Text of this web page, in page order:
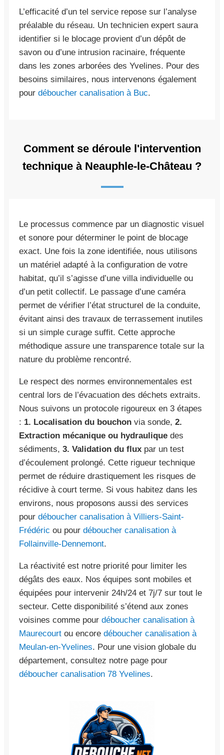
L’efficacité d’un tel service repose sur l’analyse
préalable du réseau. Un technicien expert saura
identifier si le blocage provient d’un dépôt de
savon ou d’une intrusion racinaire, fréquente
dans les zones arborées des Yvelines. Pour des
besoins similaires, nous intervenons également
pour déboucher canalisation à Buc.
Comment se déroule l'intervention
technique à Neauphle-le-Château ?
Le processus commence par un diagnostic visuel
et sonore pour déterminer le point de blocage
exact. Une fois la zone identifiée, nous utilisons
un matériel adapté à la configuration de votre
habitat, qu’il s’agisse d’une villa individuelle ou
d’un petit collectif. Le passage d’une caméra
permet de vérifier l’état structurel de la conduite,
évitant ainsi des travaux de terrassement inutiles
si un simple curage suffit. Cette approche
méthodique assure une transparence totale sur la
nature du problème rencontré.
Le respect des normes environnementales est
central lors de l’évacuation des déchets extraits.
Nous suivons un protocole rigoureux en 3 étapes
: 1. Localisation du bouchon via sonde, 2.
Extraction mécanique ou hydraulique des
sédiments, 3. Validation du flux par un test
d’écoulement prolongé. Cette rigueur technique
permet de réduire drastiquement les risques de
récidive à court terme. Si vous habitez dans les
environs, nous proposons aussi des services
pour déboucher canalisation à Villiers-Saint-
Frédéric ou pour déboucher canalisation à
Follainville-Dennemont.
La réactivité est notre priorité pour limiter les
dégâts des eaux. Nos équipes sont mobiles et
équipées pour intervenir 24h/24 et 7j/7 sur tout le
secteur. Cette disponibilité s’étend aux zones
voisines comme pour déboucher canalisation à
Maurecourt ou encore déboucher canalisation à
Meulan-en-Yvelines. Pour une vision globale du
département, consultez notre page pour
déboucher canalisation 78 Yvelines.